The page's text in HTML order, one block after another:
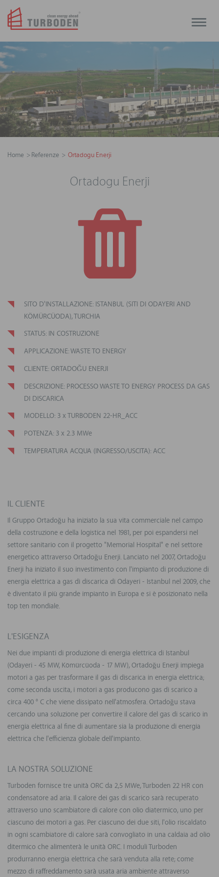
Toggle
Home Referenze Ortadogu Enerji
Ortadogu Enerji
SITO D'INSTALLAZIONE: ISTANBUL (SITI DI ODAYERI AND
KÖMÜRCÜODA), TURCHIA
STATUS: IN COSTRUZIONE
APPLICAZIONE: WASTE TO ENERGY
CLIENTE: ORTADOĞU ENERJI
DESCRIZIONE: PROCESSO WASTE TO ENERGY PROCESS DA GAS
DI DISCARICA
MODELLO: 3 x TURBODEN 22-HR_ACC
POTENZA: 3 x 2.3 MWe
TEMPERATURA ACQUA (INGRESSO/USCITA): ACC
IL CLIENTE
Il Gruppo Ortadoğu ha iniziato la sua vita commerciale nel campo
della costruzione e della logistica nel 1981, per poi espandersi nel
settore sanitario con il progetto "Memorial Hospital" e nel settore
energetico attraverso Ortadoğu Enerji. Lanciato nel 2007, Ortadoğu
Enerji ha iniziato il suo investimento con l'impianto di produzione di
energia elettrica a gas di discarica di Odayeri - Istanbul nel 2009, che
è diventato il più grande impianto in Europa e si è posizionato nella
top ten mondiale.
L'ESIGENZA
Nei due impianti di produzione di energia elettrica di Istanbul
(Odayeri - 45 MW, Kömürcüoda - 17 MW), Ortadoğu Enerji impiega
motori a gas per trasformare il gas di discarica in energia elettrica;
come seconda uscita, i motori a gas producono gas di scarico a
circa 400 ° C che viene dissipato nell'atmosfera. Ortadoğu stava
cercando una soluzione per convertire il calore del gas di scarico in
energia elettrica al fine di aumentare sia la produzione di energia
elettrica che l'efficienza globale dell'impianto.
LA NOSTRA SOLUZIONE
Turboden fornisce tre unità ORC da 2,5 MWe, Turboden 22 HR con
condensatore ad aria. Il calore dei gas di scarico sarà recuperato
attraverso uno scambiatore di calore con olio diatermico, uno per
ciascuno dei motori a gas. Per ciascuno dei due siti, l'olio riscaldato
in ogni scambiatore di calore sarà convogliato in una caldaia ad olio
ditermico che alimenterà le unità ORC. I moduli Turboden
produrranno energia elettrica che sarà venduta alla rete; come
mezzo di raffreddamento sarà usata aria ambiente attraverso